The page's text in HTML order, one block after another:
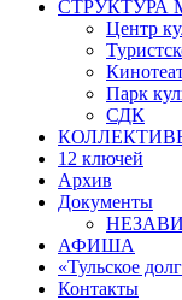
СТРУКТУРА
Центр
Парк
СДК
12 ключей
Архив
Документы
АФИША
«Тульское
Контакты